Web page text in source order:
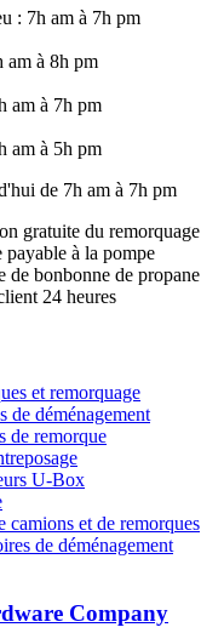
: 7h am à 7h pm
am à 8h pm
am à 7h pm
am à 5h pm
de 7h am à 7h pm
gratuite du remorquage
payable à la pompe
de bonbonne de propane
24 heures
et remorquage
de déménagement
de remorque
U-Box
camions et de remorques
de déménagement
Company